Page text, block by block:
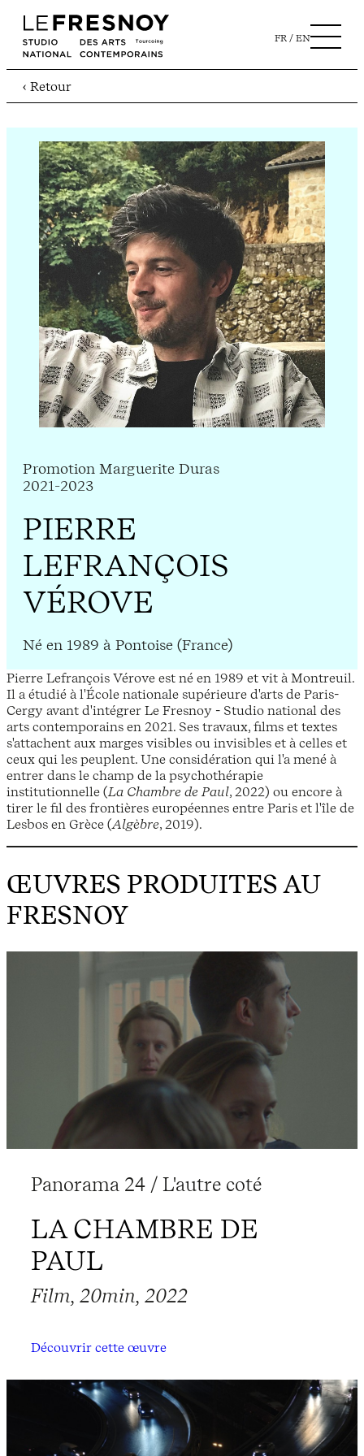
FR EN
‹ Retour
Promotion Marguerite Duras
2021-2023
PIERRE
LEFRANÇOIS
VÉROVE
Né en 1989 à Pontoise (France)
Pierre Lefrançois Vérove est né en 1989 et vit à Montreuil.
Il a étudié à l'École nationale supérieure d'arts de Paris-
Cergy avant d'intégrer Le Fresnoy - Studio national des
arts contemporains en 2021. Ses travaux, films et textes
s'attachent aux marges visibles ou invisibles et à celles et
ceux qui les peuplent. Une considération qui l'a mené à
entrer dans le champ de la psychothérapie
institutionnelle (La Chambre de Paul, 2022) ou encore à
tirer le fil des frontières européennes entre Paris et l'île de
Lesbos en Grèce (Algèbre, 2019).
ŒUVRES PRODUITES AU
FRESNOY
Panorama 24 / L'autre coté
LA CHAMBRE DE
PAUL
Film, 20min, 2022
Découvrir cette œuvre